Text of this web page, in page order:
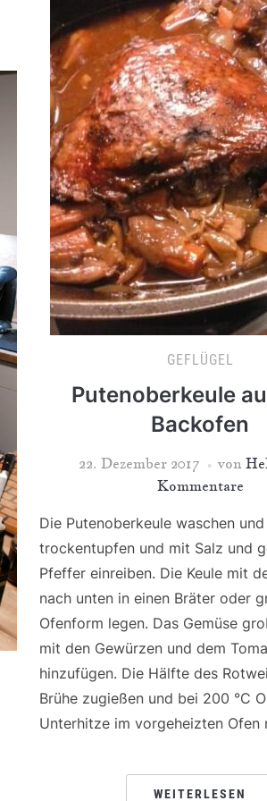
GEFLÜGEL
Putenoberkeule
Backofen
22. Dezember 2017 von
Kommentare
Die Putenoberkeule waschen und
trockentupfen und mit Salz und
Pfeffer einreiben. Die Keule mit
nach unten in einen Bräter oder
Ofenform legen. Das Gemüse
mit den Gewürzen und dem
hinzufügen. Die Hälfte des
Brühe zugießen und bei 200 °C
Unterhitze im vorgeheizten
WEITERLESEN